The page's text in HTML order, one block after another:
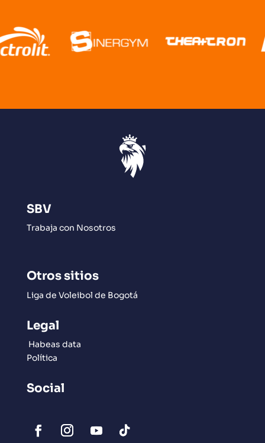
SBV
Trabaja con Nosotros
Otros sitios
Liga de Voleibol de Bogotá
Legal
Habeas data
Política
Social